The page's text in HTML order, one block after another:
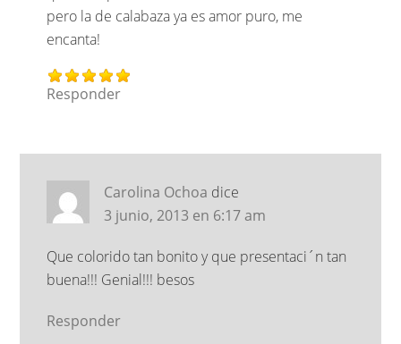
pero la de calabaza ya es amor puro, me
encanta!
Responder
Carolina Ochoa dice
3 junio, 2013 en 6:17 am
Que colorido tan bonito y que presentaci´n tan
buena!!! Genial!!! besos
Responder